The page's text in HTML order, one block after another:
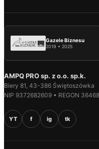
Gazele Biznesu
2019 • 2025
AMPQ PRO sp. z o.o. sp.k.
Biery 81, 43-386 Świętoszówka
NIP 9372682609 • REGON
YT f ig tk